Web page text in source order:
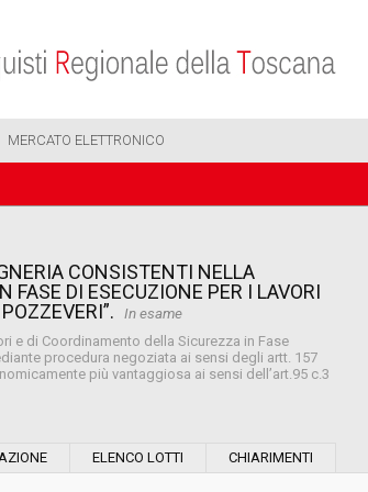
MERCATO ELETTRONICO
CONSISTENTI NELLA
FASE DI ESECUZIONE PER I LAVORI
In esame
e di Coordinamento della Sicurezza in Fase
procedura negoziata ai sensi degli artt. 157
più vantaggiosa ai sensi dell’art.95 c.3
ELENCO LOTTI CHIARIMENTI